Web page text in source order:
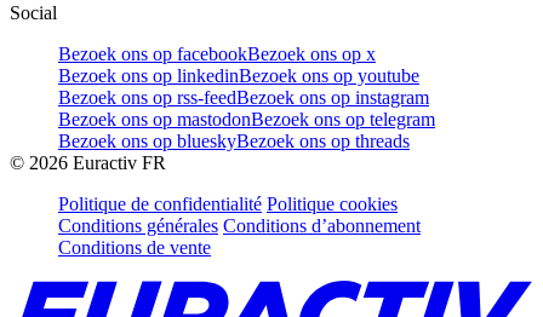
Social
Bezoek ons op facebookBezoek ons op x
Bezoek ons op linkedinBezoek ons op youtube
Bezoek ons op rss-feedBezoek ons op instagram
Bezoek ons op mastodonBezoek ons op telegram
Bezoek ons op blueskyBezoek ons op threads
© 2026 Euractiv FR
Politique de confidentialité Politique cookies
Conditions générales Conditions d’abonnement
Conditions de vente